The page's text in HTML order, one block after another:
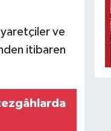
ve
itibaren